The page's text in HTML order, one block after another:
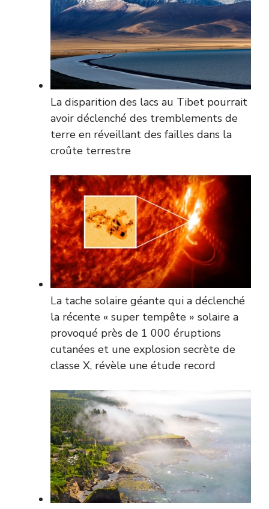
La disparition des lacs au Tibet pourrait
avoir déclenché des tremblements de
terre en réveillant des failles dans la
croûte terrestre
La tache solaire géante qui a déclenché
la récente « super tempête » solaire a
provoqué près de 1 000 éruptions
cutanées et une explosion secrète de
classe X, révèle une étude record